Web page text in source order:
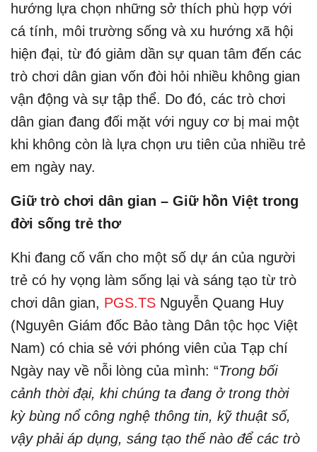
hướng lựa chọn những sở thích phù hợp với
cá tính, môi trường sống và xu hướng xã hội
hiện đại, từ đó giảm dần sự quan tâm đến các
trò chơi dân gian vốn đòi hỏi nhiều không gian
vận động và sự tập thể. Do đó, các trò chơi
dân gian đang đối mặt với nguy cơ bị mai một
khi không còn là lựa chọn ưu tiên của nhiều trẻ
em ngày nay.
Giữ trò chơi dân gian – Giữ hồn Việt trong
đời sống trẻ thơ
Khi đang cố vấn cho một số dự án của người
trẻ có hy vọng làm sống lại và sáng tạo từ trò
chơi dân gian, PGS.TS Nguyễn Quang Huy
(Nguyên Giám đốc Bảo tàng Dân tộc học Việt
Nam) có chia sẻ với phóng viên của Tạp chí
Ngày nay về nỗi lòng của mình: “Trong bối
cảnh thời đại, khi chúng ta đang ở trong thời
kỳ bùng nổ công nghệ thông tin, kỹ thuật số,
vậy phải áp dụng, sáng tạo thế nào để các trò